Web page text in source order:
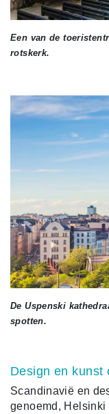
Een van de
rotskerk.
De Uspenski
spotten.
Design en kunst
Scandinavië en
genoemd, Helsinki